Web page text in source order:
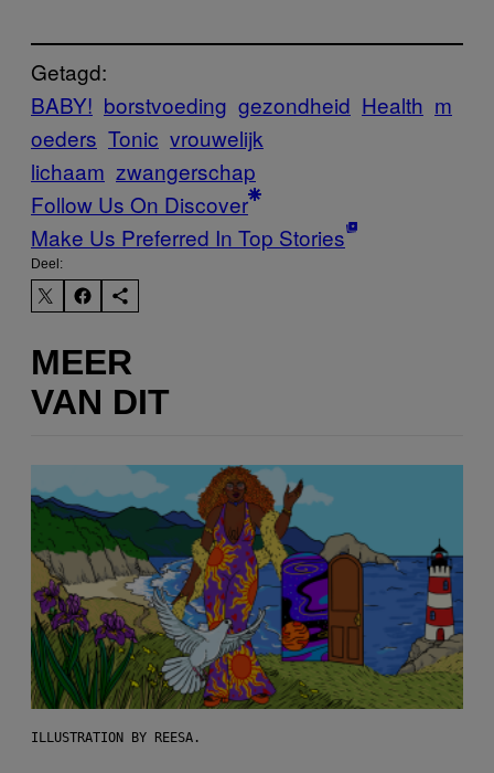
Getagd:
BABY! borstvoeding gezondheid Health m
oeders Tonic vrouwelijk
lichaam zwangerschap
Follow Us On Discover
Make Us Preferred In Top Stories
Deel:
MEER
VAN DIT
ILLUSTRATION BY REESA.